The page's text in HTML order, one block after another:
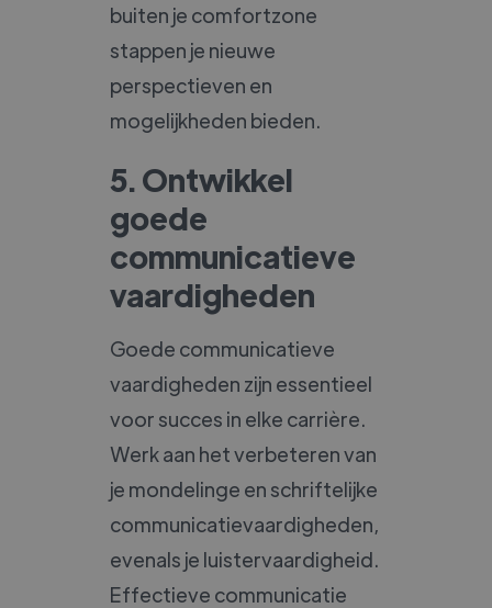
buiten je comfortzone
stappen je nieuwe
perspectieven en
mogelijkheden bieden.
5. Ontwikkel
goede
communicatieve
vaardigheden
Goede communicatieve
vaardigheden zijn essentieel
voor succes in elke carrière.
Werk aan het verbeteren van
je mondelinge en schriftelijke
communicatievaardigheden,
evenals je luistervaardigheid.
Effectieve communicatie